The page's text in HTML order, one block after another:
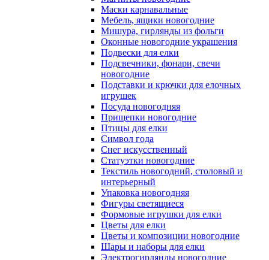
Маски карнавальные
Мебель, ящики новогодние
Мишура, гирлянды из фольги
Оконные новогодние украшения
Подвески для елки
Подсвечники, фонари, свечи
новогодние
Подставки и крючки для елочных
игрушек
Посуда новогодняя
Прищепки новогодние
Птицы для елки
Символ года
Снег искусственный
Статуэтки новогодние
Текстиль новогодний, столовый и
интерьерный
Упаковка новогодняя
Фигуры светящиеся
Формовые игрушки для елки
Цветы для елки
Цветы и композиции новогодние
Шары и наборы для елки
Электрогирлянды новогодние